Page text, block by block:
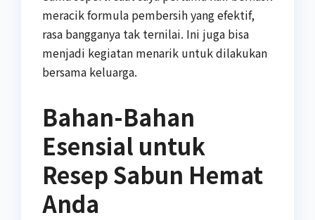
meracik formula pembersih yang efektif,
rasa bangganya tak ternilai. Ini juga bisa
menjadi kegiatan menarik untuk dilakukan
bersama keluarga.
Bahan-Bahan
Esensial untuk
Resep Sabun Hemat
Anda